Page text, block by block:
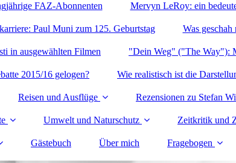
FAZ-Abonnenten Mervyn LeRoy: ein
Paul Muni zum 125. Geburtstag Was
in ausgewählten Filmen "Dein Weg" ("The Way"):
2015/16 gelogen? Wie realistisch ist die
Reisen und Ausflüge Rezensionen zu Stefan
Umwelt und Naturschutz Zeitkritik und
Gästebuch Über mich Fragebogen